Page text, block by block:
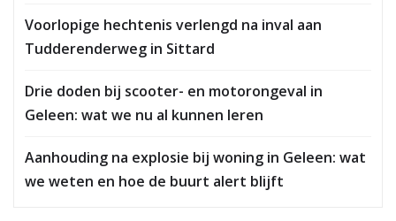
Voorlopige hechtenis verlengd na inval aan
Tudderenderweg in Sittard
Drie doden bij scooter- en motorongeval in
Geleen: wat we nu al kunnen leren
Aanhouding na explosie bij woning in Geleen: wat
we weten en hoe de buurt alert blijft